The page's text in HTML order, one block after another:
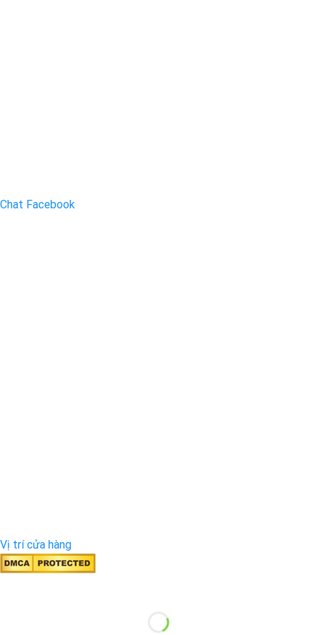
Chat Facebook
Vị trí cửa hàng